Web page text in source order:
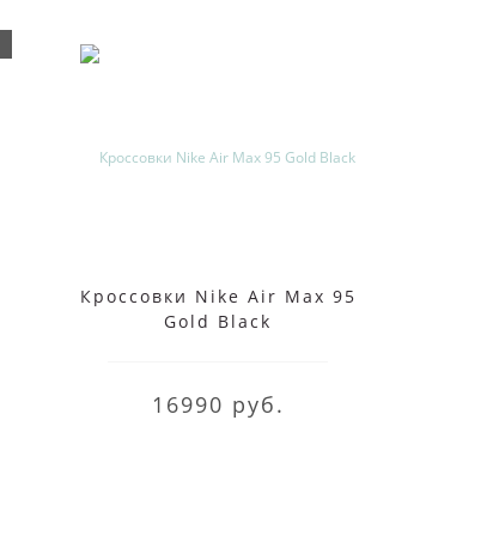
Кроссовки Nike Air Max 95
Gold Black
16990 руб.